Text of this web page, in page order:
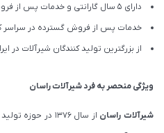
دارای 5 سال گارانتی و خدمات پس از فروش
خدمات پس از فروش گسترده در سراسر
از بزرگترین تولید کنندگان شیرآلات در
ویژگی منحصر به فرد شیرآلات راسان
شیرآلات راسان
از سال 1376 در